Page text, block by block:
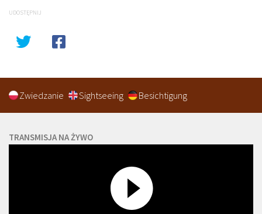
UDOSTĘPNIJ
Zwiedzanie Sightseeing Besichtigung
TRANSMISJA NA ŻYWO